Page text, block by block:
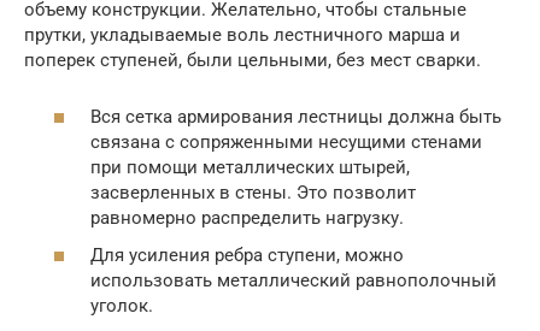
объему конструкции. Желательно, чтобы стальные
прутки, укладываемые воль лестничного марша и
поперек ступеней, были цельными, без мест сварки.
Вся сетка армирования лестницы должна быть
связана с сопряженными несущими стенами
при помощи металлических штырей,
засверленных в стены. Это позволит
равномерно распределить нагрузку.
Для усиления ребра ступени, можно
использовать металлический равнополочный
уголок.